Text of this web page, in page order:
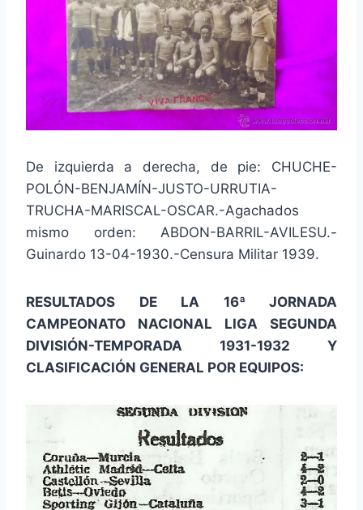
De izquierda a derecha, de pie: CHUCHE-
POLÓN-BENJAMÍN-JUSTO-URRUTIA-
TRUCHA-MARISCAL-OSCAR.-Agachados
mismo orden: ABDON-BARRIL-AVILESU.-
Guinardo 13-04-1930.-Censura Militar 1939.
RESULTADOS DE LA 16ª JORNADA
CAMPEONATO NACIONAL LIGA SEGUNDA
DIVISIÓN-TEMPORADA 1931-1932 Y
CLASIFICACIÓN GENERAL POR EQUIPOS: